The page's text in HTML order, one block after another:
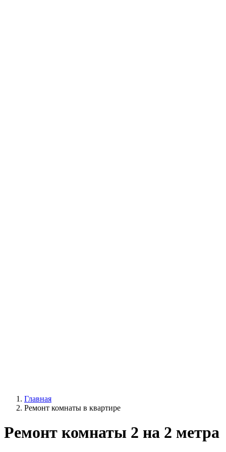
Главная
Ремонт комнаты в квартире
Ремонт комнаты 2 на 2 метра